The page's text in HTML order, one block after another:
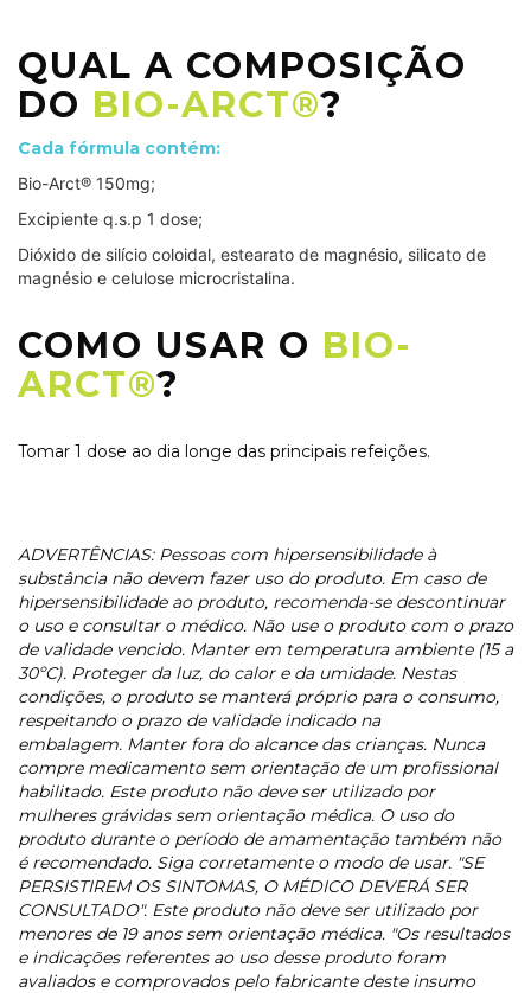
QUAL A COMPOSIÇÃO
DO BIO-ARCT®?
Cada fórmula contém:
Bio-Arct® 150mg;
Excipiente q.s.p 1 dose;
Dióxido de silício coloidal, estearato de magnésio, silicato de
magnésio e celulose microcristalina.
COMO USAR O BIO-
ARCT®?
Tomar 1 dose ao dia longe das principais refeições.
ADVERTÊNCIAS: Pessoas com hipersensibilidade à
substância não devem fazer uso do produto. Em caso de
hipersensibilidade ao produto, recomenda-se descontinuar
o uso e consultar o médico. Não use o produto com o prazo
de validade vencido. Manter em temperatura ambiente (15 a
30ºC). Proteger da luz, do calor e da umidade. Nestas
condições, o produto se manterá próprio para o consumo,
respeitando o prazo de validade indicado na
embalagem. Manter fora do alcance das crianças. Nunca
compre medicamento sem orientação de um profissional
habilitado. Este produto não deve ser utilizado por
mulheres grávidas sem orientação médica. O uso do
produto durante o período de amamentação também não
é recomendado. Siga corretamente o modo de usar. "SE
PERSISTIREM OS SINTOMAS, O MÉDICO DEVERÁ SER
CONSULTADO". Este produto não deve ser utilizado por
menores de 19 anos sem orientação médica. "Os resultados
e indicações referentes ao uso desse produto foram
avaliados e comprovados pelo fabricante deste insumo